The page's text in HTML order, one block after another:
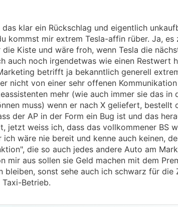
klar ein Rückschlag und eigentlich
kommst mir extrem Tesla-affin rüber. Ja, es
Kiste und wäre froh, wenn Tesla die
auch noch irgendetwas wie einen Restwert
betrifft ja bekanntlich generell
nicht von einer sehr offenen
mehr (wie auch immer sie das in
muss) wenn er nach X geliefert, bestellt
der AP in der Form ein Bug ist und das
jetzt weiss ich, dass das vollkommener BS
wäre nie bereit und kenne auch keinen,
die so auch jedes andere Auto am
mir aus sollen sie Geld machen mit dem
bleiben, sonst sehe auch ich schwarz für die
Betrieb.